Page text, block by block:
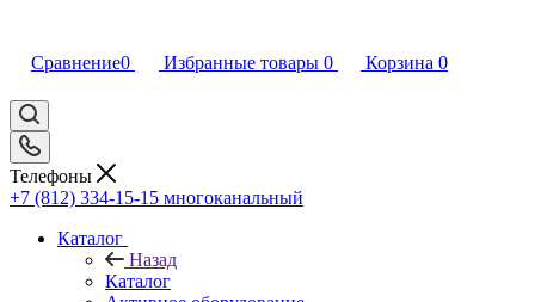
Сравнение0 Избранные товары 0 Корзина 0
Телефоны
+7 (812) 334-15-15 многоканальный
Каталог
Назад
Каталог